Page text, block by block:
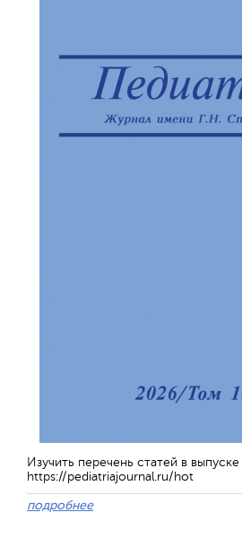
Изучить перечень статей в
https://pediatriajournal.ru/hot
подробнее